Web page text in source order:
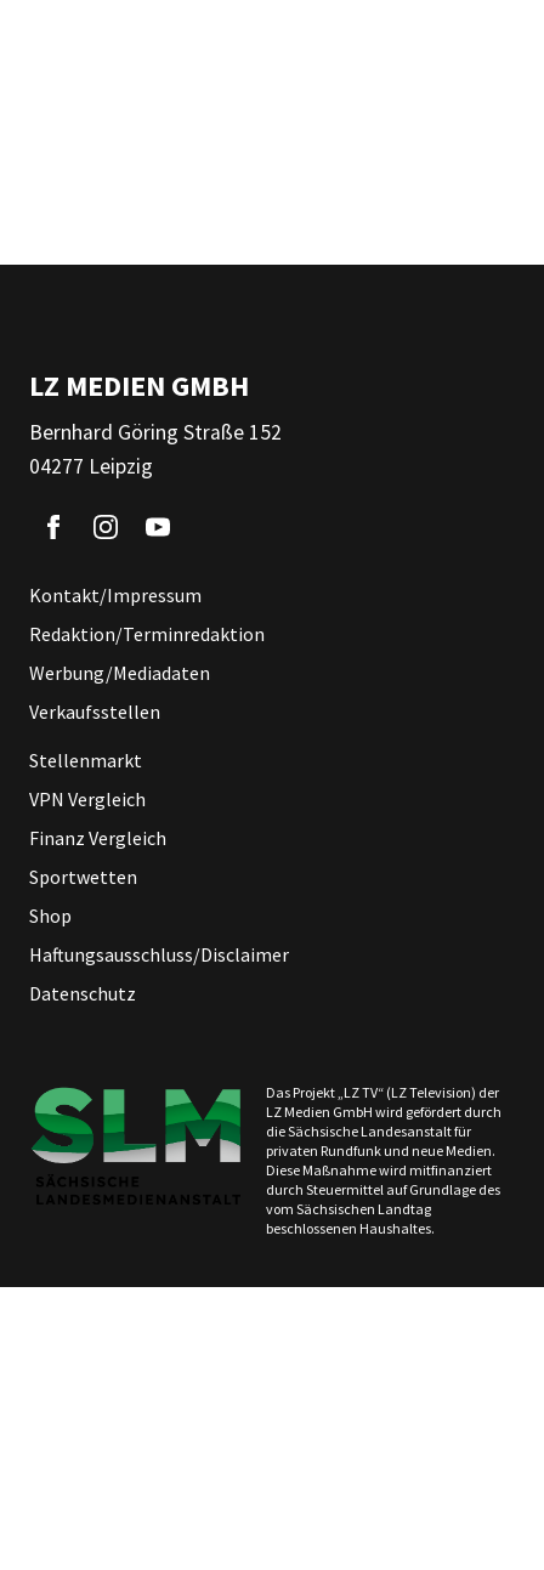
LZ MEDIEN GMBH
Bernhard Göring Straße 152
04277 Leipzig
Kontakt/Impressum
Redaktion/Terminredaktion
Werbung/Mediadaten
Verkaufsstellen
Stellenmarkt
VPN Vergleich
Finanz Vergleich
Sportwetten
Shop
Haftungsausschluss/Disclaimer
Datenschutz
Das Projekt „LZ TV“ (LZ Television) der
LZ Medien GmbH wird gefördert durch
die Sächsische Landesanstalt für
privaten Rundfunk und neue Medien.
Diese Maßnahme wird mitfinanziert
durch Steuermittel auf Grundlage des
vom Sächsischen Landtag
beschlossenen Haushaltes.